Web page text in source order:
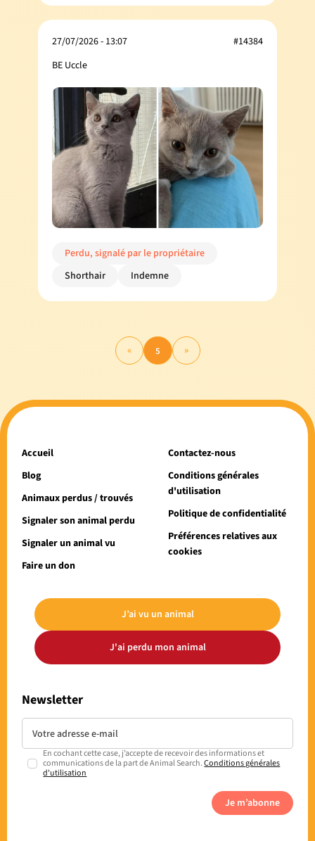
27/07/2026 - 13:07
BE Uccle
#14384
Perdu, signalé par le propriétaire
Shorthair
Indemne
« 5 »
Accueil
Blog
Animaux perdus / trouvés
Signaler son animal perdu
Signaler un animal vu
Faire un don
Contactez-nous
Conditions générales
d'utilisation
Politique de confidentialité
Préférences relatives aux
cookies
J’ai vu un animal
J'ai perdu mon animal
Newsletter
En cochant cette case, j’accepte de recevoir des informations et
communications de la part de Animal Search.Conditions générales
d'utilisation
Je m’abonne